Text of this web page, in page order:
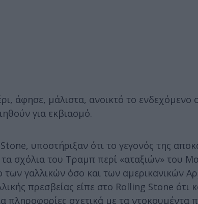
άφησε, μάλιστα, ανοικτό το ενδεχόμενο
για εκβιασμό.
υποστήριξαν ότι το γεγονός της
σχόλια του Τραμπ περί «αταξιών» του
των γαλλικών όσο και των αμερικανικών
πρεσβείας είπε στο Rolling Stone ότι
πληροφορίες σχετικά με τα ντοκουμέντα